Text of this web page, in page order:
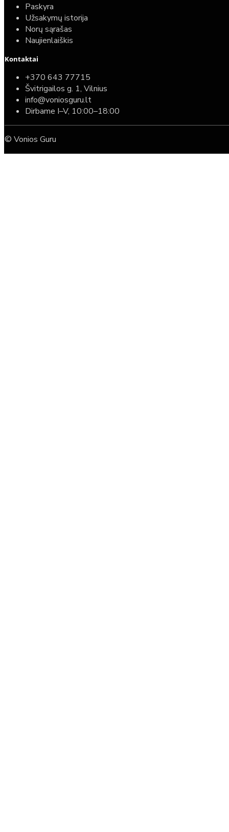
Paskyra
Užsakymų istorija
Norų sąrašas
Naujienlaiškis
Kontaktai
+370 643 77715
Švitrigailos g. 1, Vilnius
info@voniosguru.lt
Dirbame I–V, 10:00–18:00
© Vonios Guru